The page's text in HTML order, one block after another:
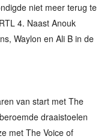
niet meer terug te
4. Naast Anouk
Waylon en Ali B in de
van start met The
draaistoelen
met The Voice of